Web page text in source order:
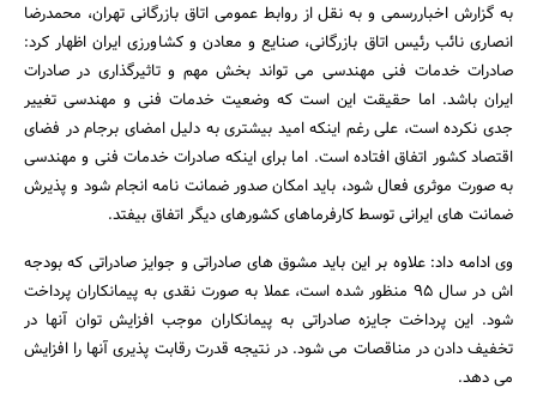
به گزارش اخباررسمی و به نقل از روابط عمومی اتاق بازرگانی تهران، محمدرضا
انصاری نائب رئیس اتاق بازرگانی، صنایع و معادن و کشاورزی ایران اظهار کرد:
صادرات خدمات فنی مهندسی می تواند بخش مهم و تاثیرگذاری در صادرات
ایران باشد. اما حقیقت این است که وضعیت خدمات فنی و مهندسی تغییر
جدی نکرده است، علی رغم اینکه امید بیشتری به دلیل امضای برجام در فضای
اقتصاد کشور اتفاق افتاده است. اما برای اینکه صادرات خدمات فنی و مهندسی
به صورت موثری فعال شود، باید امکان صدور ضمانت نامه انجام شود و پذیرش
ضمانت های ایرانی توسط کارفرماهای کشورهای دیگر اتفاق بیفتد.
وی ادامه داد: علاوه بر این باید مشوق های صادراتی و جوایز صادراتی که بودجه
اش در سال 95 منظور شده است، عملا به صورت نقدی به پیمانکاران پرداخت
شود. این پرداخت جایزه صادراتی به پیمانکاران موجب افزایش توان آنها در
تخفیف دادن در مناقصات می شود. در نتیجه قدرت رقابت پذیری آنها را افزایش
می دهد.